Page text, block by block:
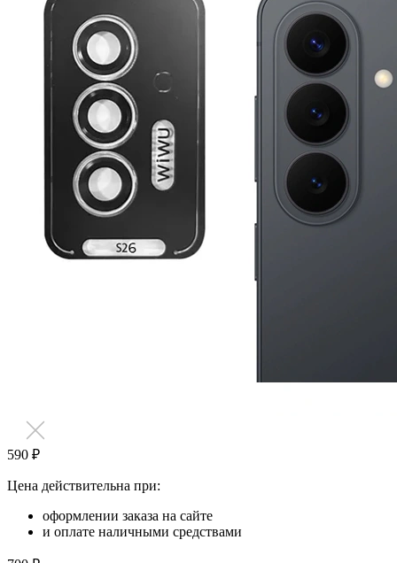
590 ₽
Цена действительна при:
оформлении заказа на сайте
и оплате наличными средствами